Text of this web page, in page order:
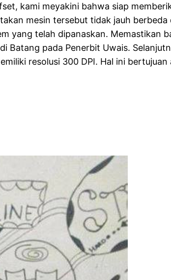
kami meyakini bahwa siap
mesin tersebut tidak jauh berbeda
yang telah dipanaskan. Memastikan
Batang pada Penerbit Uwais.
resolusi 300 DPI. Hal ini bertujuan